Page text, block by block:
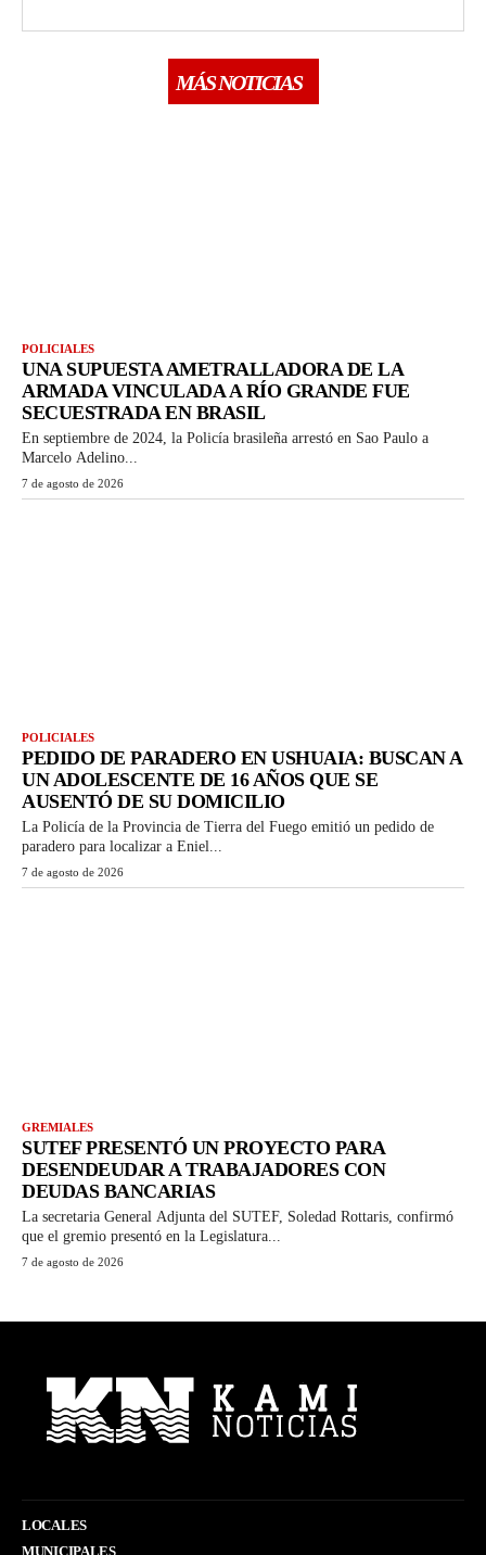
MÁS NOTICIAS
POLICIALES
UNA SUPUESTA AMETRALLADORA DE LA
ARMADA VINCULADA A RÍO GRANDE FUE
SECUESTRADA EN BRASIL
En septiembre de 2024, la Policía brasileña arrestó en Sao Paulo a
Marcelo Adelino...
7 de agosto de 2026
POLICIALES
PEDIDO DE PARADERO EN USHUAIA: BUSCAN A
UN ADOLESCENTE DE 16 AÑOS QUE SE
AUSENTÓ DE SU DOMICILIO
La Policía de la Provincia de Tierra del Fuego emitió un pedido de
paradero para localizar a Eniel...
7 de agosto de 2026
GREMIALES
SUTEF PRESENTÓ UN PROYECTO PARA
DESENDEUDAR A TRABAJADORES CON
DEUDAS BANCARIAS
La secretaria General Adjunta del SUTEF, Soledad Rottaris, confirmó
que el gremio presentó en la Legislatura...
7 de agosto de 2026
LOCALES
MUNICIPALES